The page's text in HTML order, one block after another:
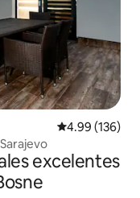
Calificación
4.99 (136)
excelentes